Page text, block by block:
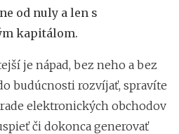
od nuly a len s
kapitálom.
je nápad, bez neho a bez
budúcnosti rozvíjať, spravíte
elektronických obchodov
či dokonca generovať